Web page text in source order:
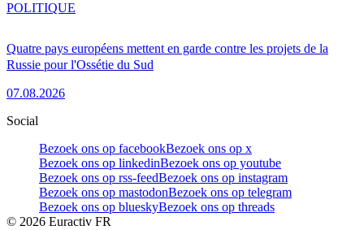
Quatre pays européens mettent en garde contre les projets de la
Russie pour l'Ossétie du Sud
07.08.2026
POLITIQUE
Social
Bezoek ons op facebookBezoek ons op x
Bezoek ons op linkedinBezoek ons op youtube
Bezoek ons op rss-feedBezoek ons op instagram
Bezoek ons op mastodonBezoek ons op telegram
Bezoek ons op blueskyBezoek ons op threads
© 2026 Euractiv FR